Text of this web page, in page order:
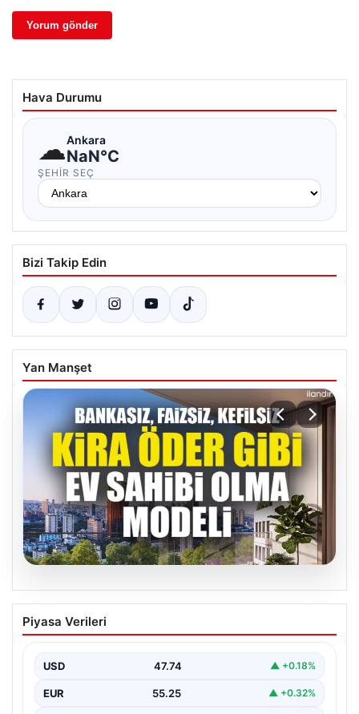
Hava Durumu
☁Ankara
NaN°C
ŞEHIR SEÇ
Bizi Takip Edin
Yan Manşet
DAP Yapı’dan Emlak Güvencesi ile Kendi
Kendini Ödeyen Yeni Proje Ataşehir 173
çeken DAP Gayrimenkul Geliştirme, müşterilerine
sunduğu yeni yaşam modeliyle…
Piyasa Verileri
USD 47.74 ▲ +0.18%
EUR 55.25 ▲ +0.32%